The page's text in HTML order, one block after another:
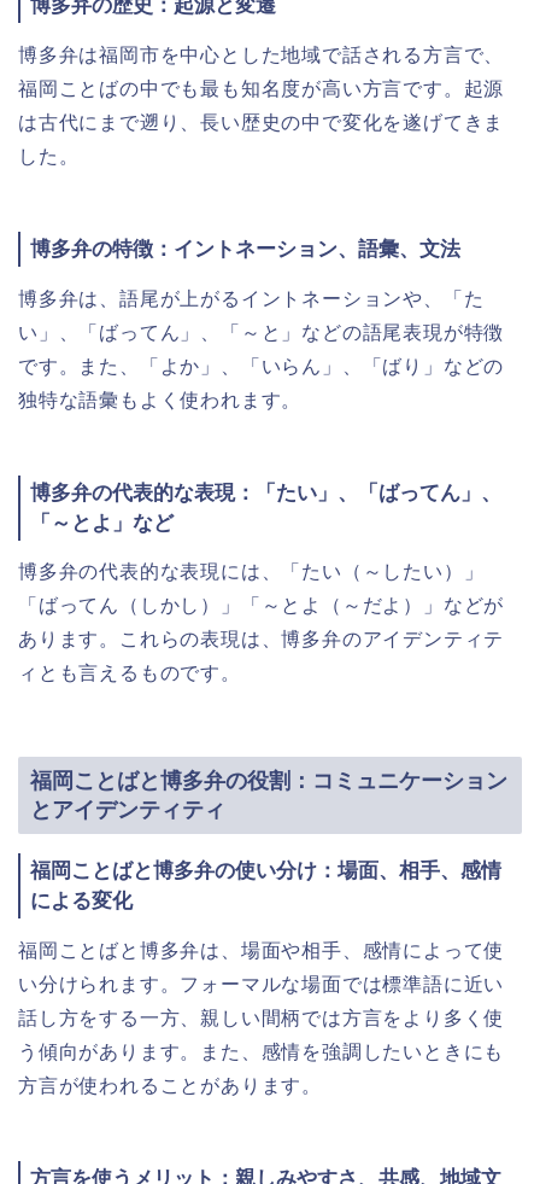
博多弁の歴史：起源と変遷
博多弁は福岡市を中心とした地域で話される方言で、
福岡ことばの中でも最も知名度が高い方言です。起源
は古代にまで遡り、長い歴史の中で変化を遂げてきま
した。
博多弁の特徴：イントネーション、語彙、文法
博多弁は、語尾が上がるイントネーションや、「た
い」、「ばってん」、「～と」などの語尾表現が特徴
です。また、「よか」、「いらん」、「ばり」などの
独特な語彙もよく使われます。
博多弁の代表的な表現：「たい」、「ばってん」、
「～とよ」など
博多弁の代表的な表現には、「たい（～したい）」
「ばってん（しかし）」「～とよ（～だよ）」などが
あります。これらの表現は、博多弁のアイデンティテ
ィとも言えるものです。
福岡ことばと博多弁の役割：コミュニケーション
とアイデンティティ
福岡ことばと博多弁の使い分け：場面、相手、感情
による変化
福岡ことばと博多弁は、場面や相手、感情によって使
い分けられます。フォーマルな場面では標準語に近い
話し方をする一方、親しい間柄では方言をより多く使
う傾向があります。また、感情を強調したいときにも
方言が使われることがあります。
方言を使うメリット：親しみやすさ、共感、地域文